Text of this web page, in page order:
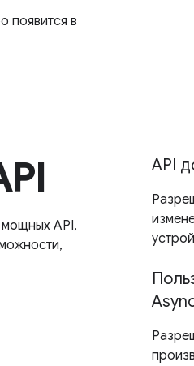
появится в
мощных API,
API